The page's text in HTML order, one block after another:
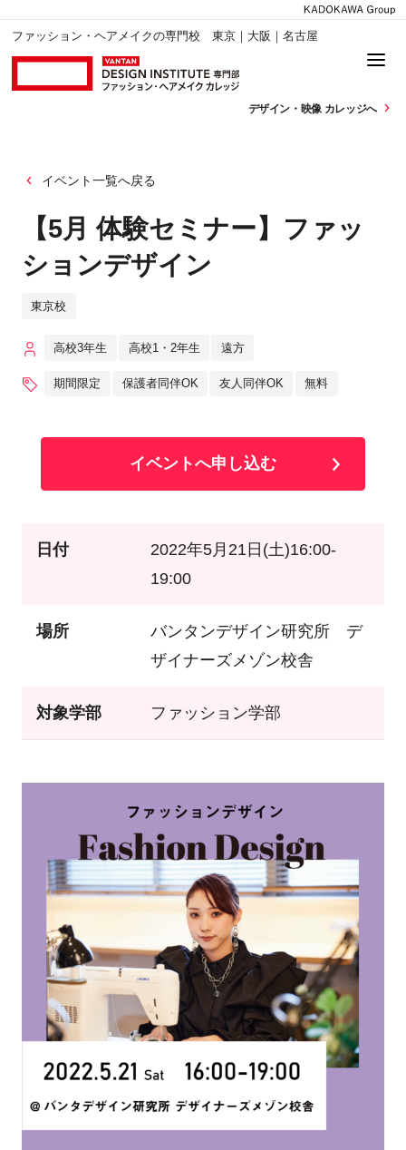
ファッション・ヘアメイクの専門校 東京｜大阪｜名古屋
デザイン・ 映像 カレッジへ
イベント一覧へ戻る
【5月 体験セミナー】ファッ
ションデザイン
東京校
高校3年生 高校1・2年生 遠方
期間限定 保護者同伴OK 友人同伴OK 無料
イベントへ申し込む
日付
2022年5月21日(土)16:00-
19:00
場所
バンタンデザイン研究所 デ
ザイナーズメゾン校舎
対象学部 ファッション学部